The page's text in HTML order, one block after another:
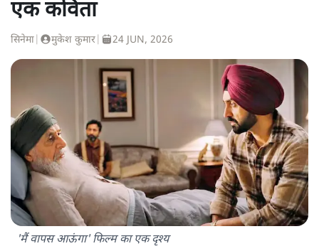
एक कविता
सिनेमा मुकेश कुमार 24 JUN, 2026
'मैं वापस आऊंगा' फिल्म का एक दृश्य